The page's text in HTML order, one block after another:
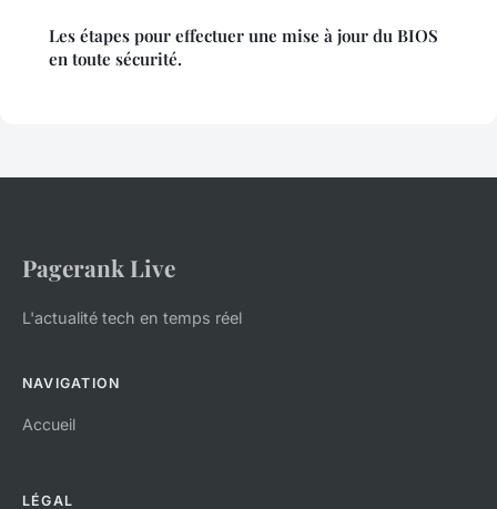
Les étapes pour effectuer une mise à jour du BIOS
en toute sécurité.
Pagerank Live
L'actualité tech en temps réel
NAVIGATION
Accueil
LÉGAL